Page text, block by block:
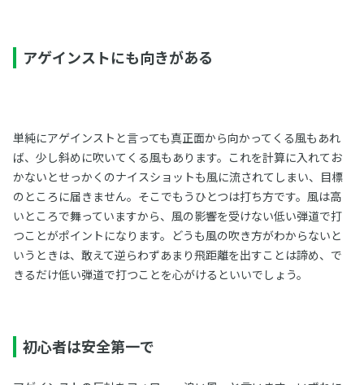
アゲインストにも向きがある
単純にアゲインストと言っても真正面から向かってくる風もあれ
ば、少し斜めに吹いてくる風もあります。これを計算に入れてお
かないとせっかくのナイスショットも風に流されてしまい、目標
のところに届きません。そこでもうひとつは打ち方です。風は高
いところで舞っていますから、風の影響を受けない低い弾道で打
つことがポイントになります。どうも風の吹き方がわからないと
いうときは、敢えて逆らわずあまり飛距離を出すことは諦め、で
きるだけ低い弾道で打つことを心がけるといいでしょう。
初心者は安全第一で